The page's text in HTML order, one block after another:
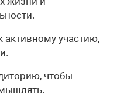
активному участию,
чтобы